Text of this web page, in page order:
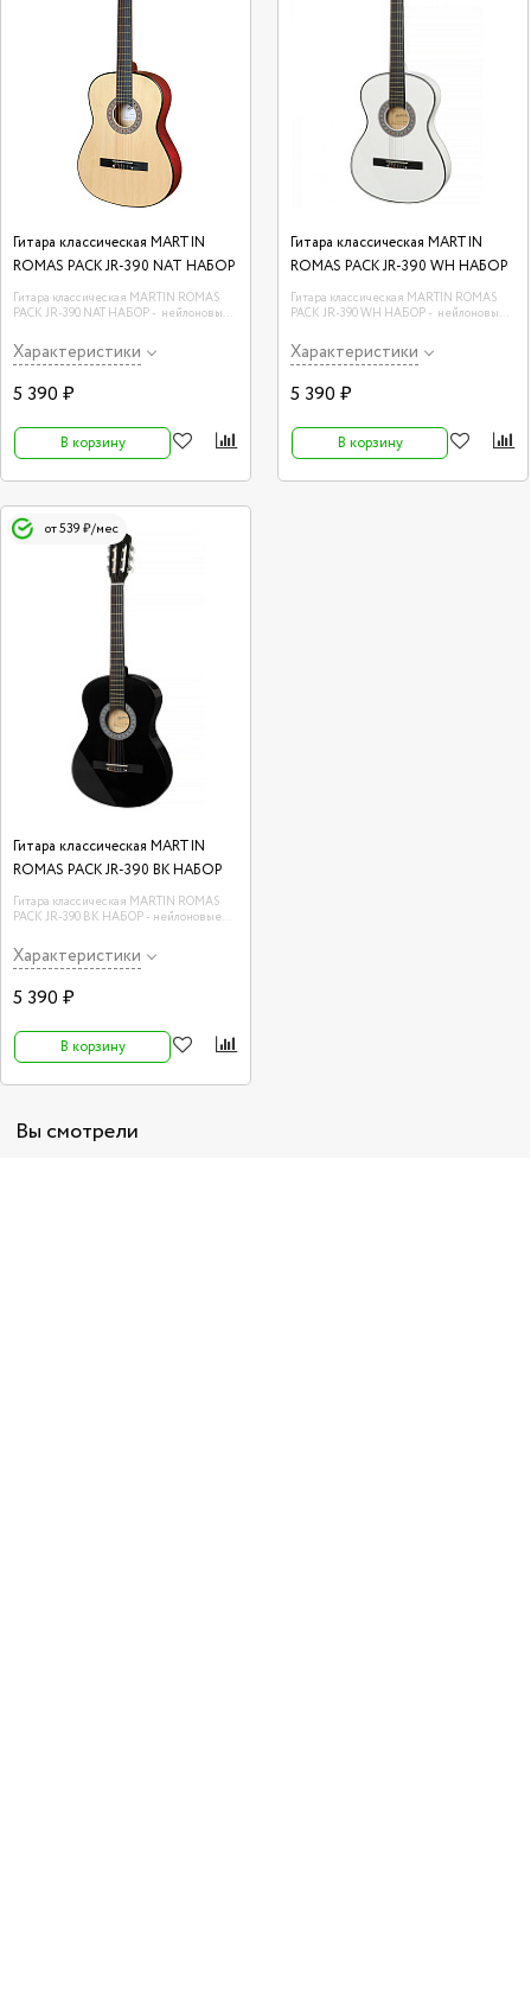
Гитара классическая MARTIN
ROMAS PACK JR-390 NAT НАБОР
Гитара классическая MARTIN ROMAS
PACK JR-390 NAT НАБОР - нейлоновые
дека и обечайка - липа, гриф - клён.
Характеристики
5 390 ₽
В корзину
Гитара классическая MARTIN
ROMAS PACK JR-390 WH НАБОР
Гитара классическая MARTIN ROMAS
PACK JR-390 WH НАБОР - нейлоновые
дека и обечайка - липа, гриф - клён.
Характеристики
5 390 ₽
В корзину
от 539 ₽/мес
Гитара классическая MARTIN
ROMAS PACK JR-390 BK НАБОР
Гитара классическая MARTIN ROMAS
PACK JR-390 BK НАБОР - нейлоновые
дека и обечайка - липа, гриф - клён.
Характеристики
5 390 ₽
В корзину
Вы смотрели